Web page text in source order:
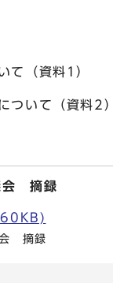
（資料1）
いて（資料2）
会 摘録
会 摘録